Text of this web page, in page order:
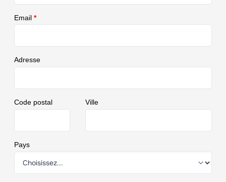
Email *
Adresse
Code postal Ville
Pays